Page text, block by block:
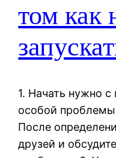
том как
1. Начать нужно
особой
После
друзей и